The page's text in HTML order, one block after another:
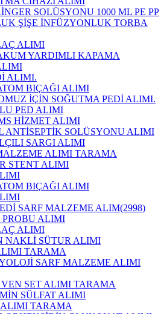
SOLÜSYONU 1000 ML PE PP
ŞİŞE İNFÜZYONLUK TORBA
ALIMI
YARDIMLI KAPAMA
ALIMI.
BIÇAĞI ALIMI
İÇİN SOĞUTMA PEDİ ALIMI.
PED ALIMI
HİZMET ALIMI
ANTİSEPTİK SOLÜSYONU ALIMI
SARGI ALIMI
ALIMI TARAMA
STENT ALIMI
BIÇAĞI ALIMI
SARF MALZEME ALIM(2998)
PROBU ALIMI
ALIMI
NAKLİ SÜTUR ALIMI
TARAMA
SARF MALZEME ALIMI
SET ALIMI TARAMA
SÜLFAT ALIMI
TARAMA